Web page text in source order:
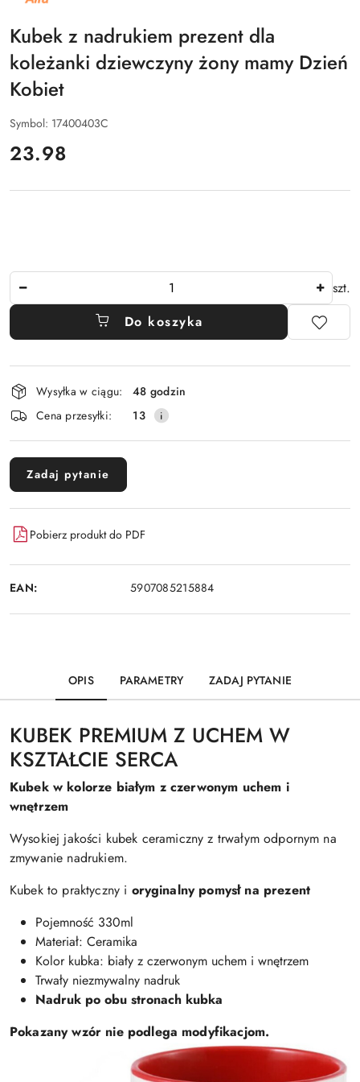
ALFA
Kubek z nadrukiem prezent dla
koleżanki dziewczyny żony mamy Dzień
Kobiet
Symbol: 17400403C
cena:
23.98
szt.
Do koszyka
Dostępność
i
dostawa
Wysyłka w ciągu:
48 godzin
Cena przesyłki:
13
Zadaj pytanie
Pobierz produkt do PDF
EAN: 5907085215884
OPIS PARAMETRY ZADAJ PYTANIE
KUBEK PREMIUM Z UCHEM W
KSZTAŁCIE SERCA
Kubek w kolorze białym z czerwonym uchem i
wnętrzem
Wysokiej jakości kubek ceramiczny z trwałym odpornym na
zmywanie nadrukiem.
Kubek to praktyczny i oryginalny pomysł na prezent
Pojemność 330ml
Materiał: Ceramika
Kolor kubka: biały z czerwonym uchem i wnętrzem
Trwały niezmywalny nadruk
Nadruk po obu stronach kubka
Pokazany wzór nie podlega modyfikacjom.